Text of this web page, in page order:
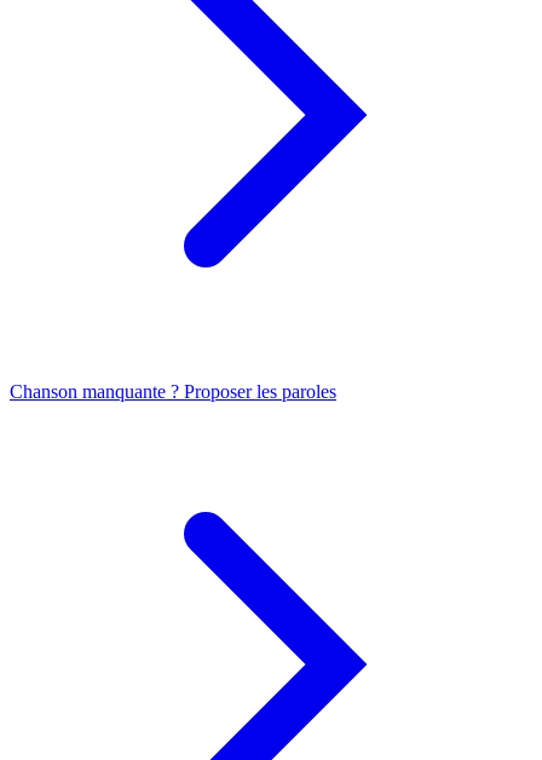
Chanson manquante ? Proposer les paroles